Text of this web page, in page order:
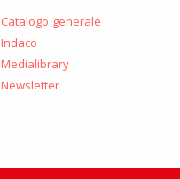
Catalogo generale
Indaco
Medialibrary
Newsletter